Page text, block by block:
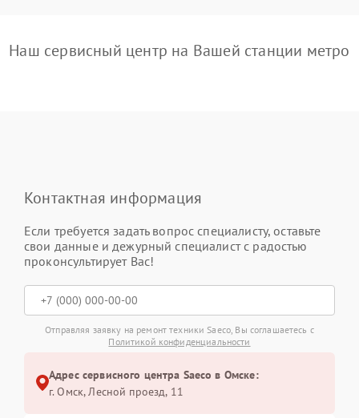
Наш сервисный центр на Вашей станции метро
Контактная информация
Если требуется задать вопрос специалисту, оставьте
свои данные и дежурный специалист с радостью
проконсультирует Вас!
Отправляя заявку на ремонт техники Saeco, Вы соглашаетесь с
Политикой конфиденциальности
Адрес сервисного центра Saeco в Омске:
г. Омск, ​Лесной проезд, 11